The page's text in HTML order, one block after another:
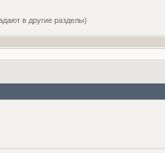
в другие разделы)